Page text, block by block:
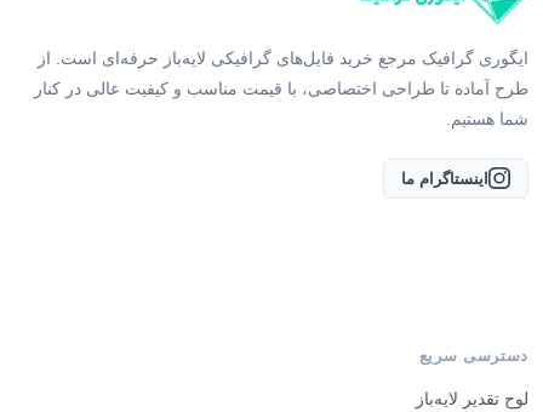
ایگوری گرافیک مرجع خرید فایل‌های گرافیکی لایه‌باز حرفه‌ای است. از
طرح آماده تا طراحی اختصاصی، با قیمت مناسب و کیفیت عالی در کنار
شما هستیم.
اینستاگرام ما
دسترسی سریع
لوح تقدیر لایه‌باز